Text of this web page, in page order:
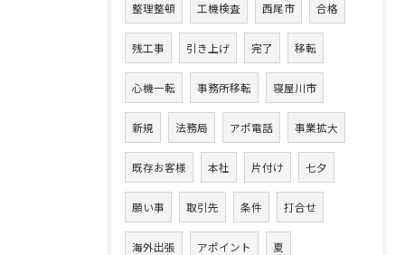
整理整頓 工機検査 西尾市 合格
残工事 引き上げ 完了 移転
心機一転 事務所移転 寝屋川市
新規 法務局 アポ電話 事業拡大
既存お客様 本社 片付け 七夕
願い事 取引先 条件 打合せ
海外出張 アポイント 夏